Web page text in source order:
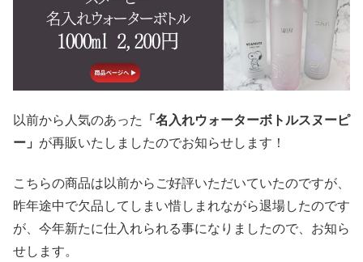
以前から人気のあった
「名入れウォーターボトルスヌーピ
ー」 が再販いたしましたのでお知らせします！
こちらの商品は以前からご好評いただいていたのですが、
昨年途中で欠品してしまい惜しまれながら退場したのです
が、今年新たに仕入れられる事になりましたので、お知ら
せします。